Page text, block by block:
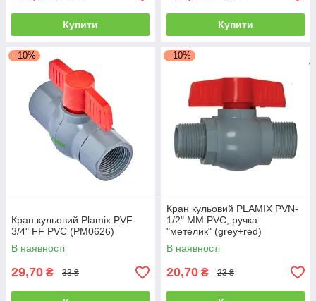
Купити Купити
–10%
Кран кульовий Plamix PVF-
3/4" FF PVC (PM0626)
В наявності
29,70 ₴ 33 ₴
–10%
Кран кульовий PLAMIX PVN-
1/2" MM PVC, ручка
"метелик" (grey+red)
(PM0704)
В наявності
20,70 ₴ 23 ₴